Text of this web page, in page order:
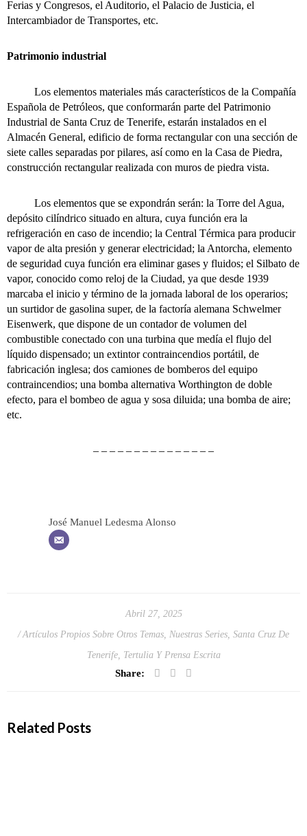
Ferias y Congresos, el Auditorio, el Palacio de Justicia, el
Intercambiador de Transportes, etc.
Patrimonio industrial
Los elementos materiales más característicos de la Compañía
Española de Petróleos, que conformarán parte del Patrimonio
Industrial de Santa Cruz de Tenerife, estarán instalados en el
Almacén General, edificio de forma rectangular con una sección de
siete calles separadas por pilares, así como en la Casa de Piedra,
construcción rectangular realizada con muros de piedra vista.
Los elementos que se expondrán serán: la Torre del Agua,
depósito cilíndrico situado en altura, cuya función era la
refrigeración en caso de incendio; la Central Térmica para producir
vapor de alta presión y generar electricidad; la Antorcha, elemento
de seguridad cuya función era eliminar gases y fluidos; el Silbato de
vapor, conocido como reloj de la Ciudad, ya que desde 1939
marcaba el inicio y término de la jornada laboral de los operarios;
un surtidor de gasolina super, de la factoría alemana Schwelmer
Eisenwerk, que dispone de un contador de volumen del
combustible conectado con una turbina que medía el flujo del
líquido dispensado; un extintor contraincendios portátil, de
fabricación inglesa; dos camiones de bomberos del equipo
contraincendios; una bomba alternativa Worthington de doble
efecto, para el bombeo de agua y sosa diluida; una bomba de aire;
etc.
– – – – – – – – – – – – – – –
José Manuel Ledesma Alonso
Abril 27, 2025
Artículos Propios Sobre Otros Temas Nuestras Series Santa Cruz De
Tenerife, Tertulia Y Prensa Escrita
Share:
Related Posts